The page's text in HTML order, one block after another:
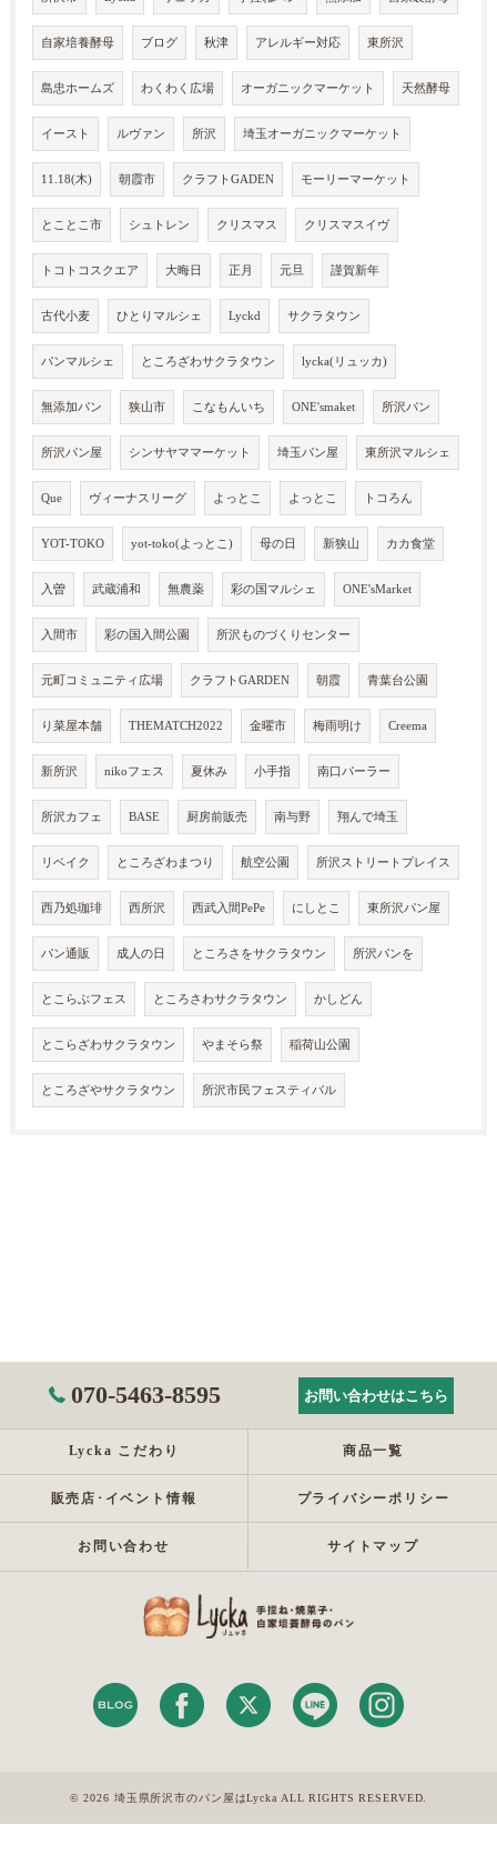
自家培養酵母 ブログ 秋津 アレルギー対応 東所沢
島忠ホームズ わくわく広場 オーガニックマーケット 天然酵母
イースト ルヴァン 所沢 埼玉オーガニックマーケット
11.18(木) 朝霞市 クラフトGADEN モーリーマーケット
とことこ市 シュトレン クリスマス クリスマスイヴ
トコトコスクエア 大晦日 正月 元旦 謹賀新年
古代小麦 ひとりマルシェ Lyckd サクラタウン
パンマルシェ ところざわサクラタウン lycka(リュッカ)
無添加パン 狭山市 こなもんいち ONE'smaket 所沢パン
所沢パン屋 シンサヤママーケット 埼玉パン屋 東所沢マルシェ
Que ヴィーナスリーグ よっとこ よっとこ トコろん
YOT-TOKO yot-toko(よっとこ) 母の日 新狭山 カカ食堂
入曽 武蔵浦和 無農薬 彩の国マルシェ ONE'sMarket
入間市 彩の国入間公園 所沢ものづくりセンター
元町コミュニティ広場 クラフトGARDEN 朝霞 青葉台公園
り菜屋本舗 THEMATCH2022 金曜市 梅雨明け Creema
新所沢 nikoフェス 夏休み 小手指 南口パーラー
所沢カフェ BASE 厨房前販売 南与野 翔んで埼玉
リベイク ところざわまつり 航空公園 所沢ストリートプレイス
西乃処珈琲 西所沢 西武入間PePe にしとこ 東所沢パン屋
パン通販 成人の日 ところさをサクラタウン 所沢パンを
とこらぶフェス ところさわサクラタウン かしどん
とこらざわサクラタウン やまそら祭 稲荷山公園
ところざやサクラタウン 所沢市民フェスティバル
070-5463-8595 お問い合わせはこちら
Lycka こだわり 商品一覧
販売店･イベント情報 プライバシーポリシー
お問い合わせ サイトマップ
© 2026 埼玉県所沢市のパン屋はLycka ALL RIGHTS RESERVED.